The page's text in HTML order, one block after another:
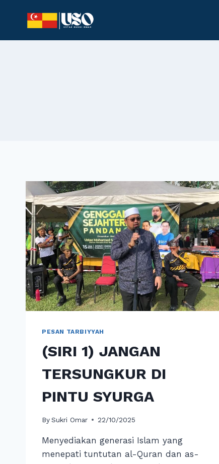
PESAN TARBIYYAH
(SIRI 1) JANGAN
TERSUNGKUR DI
PINTU SYURGA
BySukri Omar 22/10/2025
Menyediakan generasi Islam yang
menepati tuntutan al-Quran dan as-